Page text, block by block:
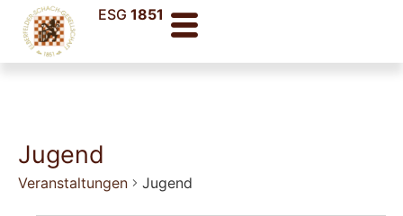
ESG1851
Jugend
Veranstaltungen Jugend